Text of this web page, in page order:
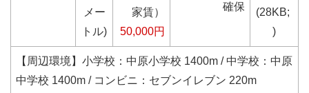
確保
メー
トル)
家賃）
50,000円
(28KB;
)
【周辺環境】 小学校：中原小学校 1400m / 中学校：中原
中学校 1400m / コンビニ：セブンイレブン 220m